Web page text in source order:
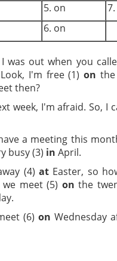
5. on
6. on
was out when you
I'm free (1)on
then?
week, I'm afraid. So, I
a meeting this
busy (3) in April.
(4)at Easter, so
meet (5) onthe
(6) on Wednesday